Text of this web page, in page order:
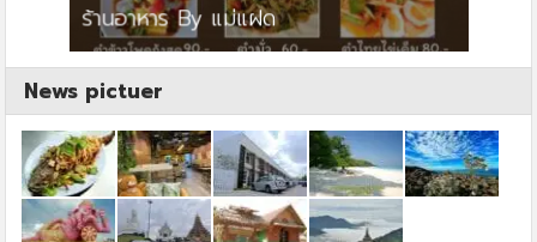
ร้านอาหาร By แม่แฝด
News pictuer